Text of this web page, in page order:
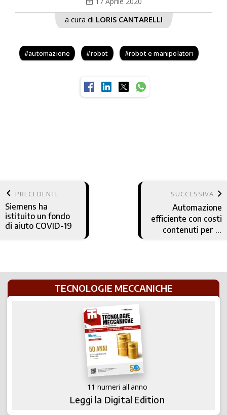
a cura di LORIS CANTARELLI
automazione robot robot e manipolatori
keyboard_arrow_left PRECEDENTE
Siemens ha
istituito un fondo
di aiuto COVID-19
SUCCESSIVA keyboard_arrow_right
Automazione
efficiente con costi
contenuti per le
TECNOLOGIE MECCANICHE
11 numeri all'anno
Leggi la Digital Edition